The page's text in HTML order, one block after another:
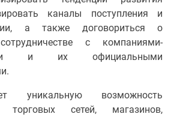
каналы поступления и
а также договориться о
с компаниями-
и их официальными
уникальную возможность
торговых сетей, магазинов,